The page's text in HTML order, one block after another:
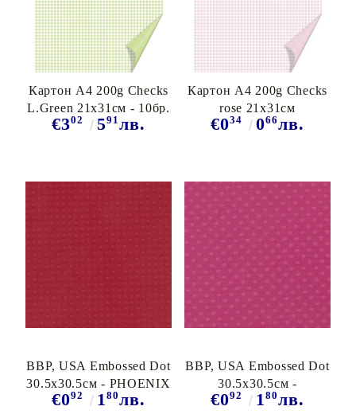
Картон A4 200g Checks
L.Green 21х31см - 10бр.
€302 591 лв.
Картон A4 200g Checks
rose 21х31см
€034 066лв.
BBP, USA Embossed Dot
30.5x30.5см - PHOENIX
€092 180лв.
BBP, USA Embossed Dot
30.5x30.5см -
PIROUETTE
€092 180лв.